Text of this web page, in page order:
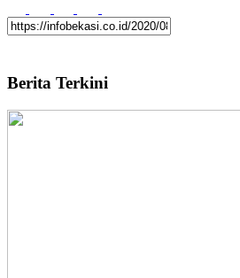
Berita Terkini